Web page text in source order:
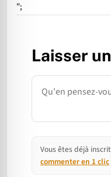
";
Laisser
Commentaire
Vous êtes déjà
commenter en 1 clic